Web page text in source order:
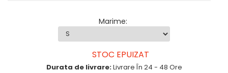
Marime:
STOC EPUIZAT
Durata de livrare:Livrare În 24 - 48 Ore